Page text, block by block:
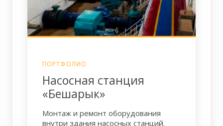
ПОРТФОЛИО
Насосная станция
«Бешарык»
Монтаж и ремонт оборудования
внутри здания насосных станций.